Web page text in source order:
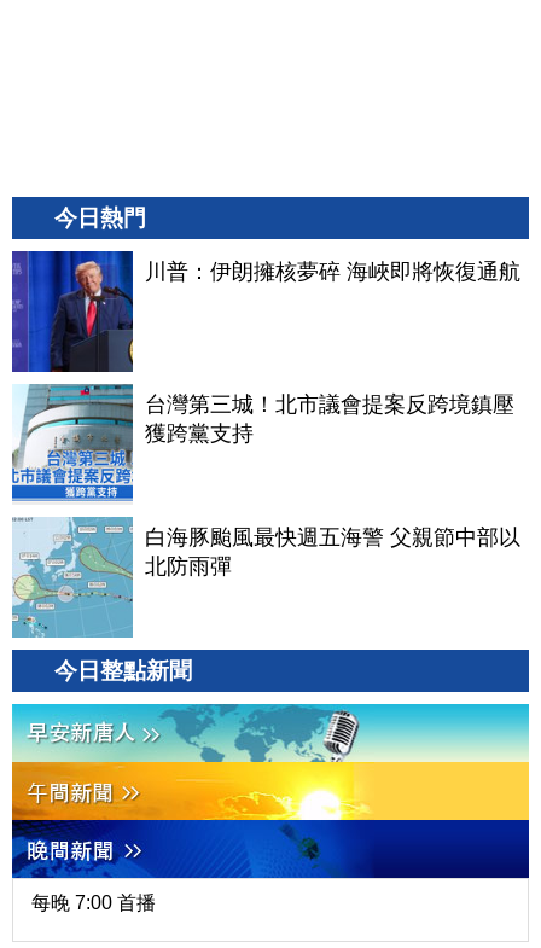
今日熱門
川普：伊朗擁核夢碎 海峽即將恢復通航
台灣第三城！北市議會提案反跨境鎮壓
獲跨黨支持
白海豚颱風最快週五海警 父親節中部以
北防雨彈
今日整點新聞
每晚 7:00 首播